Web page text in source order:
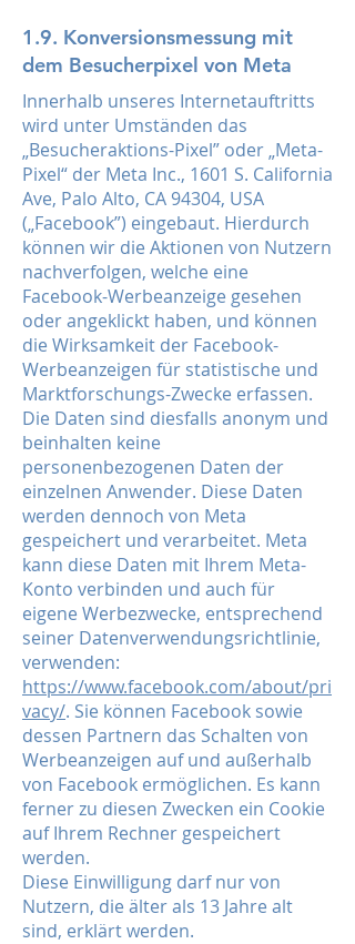
1.9. Konversionsmessung mit
dem Besucherpixel von Meta
Innerhalb unseres Internetauftritts
wird unter Umständen das
„Besucheraktions-Pixel” oder „Meta-
Pixel“ der Meta Inc., 1601 S. California
Ave, Palo Alto, CA 94304, USA
(„Facebook”) eingebaut. Hierdurch
können wir die Aktionen von Nutzern
nachverfolgen, welche eine
Facebook-Werbeanzeige gesehen
oder angeklickt haben, und können
die Wirksamkeit der Facebook-
Werbeanzeigen für statistische und
Marktforschungs-Zwecke erfassen.
Die Daten sind diesfalls anonym und
beinhalten keine
personenbezogenen Daten der
einzelnen Anwender. Diese Daten
werden dennoch von Meta
gespeichert und verarbeitet. Meta
kann diese Daten mit Ihrem Meta-
Konto verbinden und auch für
eigene Werbezwecke, entsprechend
seiner Datenverwendungsrichtlinie,
verwenden:
https://www.facebook.com/about/pri
vacy/. Sie können Facebook sowie
dessen Partnern das Schalten von
Werbeanzeigen auf und außerhalb
von Facebook ermöglichen. Es kann
ferner zu diesen Zwecken ein Cookie
auf Ihrem Rechner gespeichert
werden.
Diese Einwilligung darf nur von
Nutzern, die älter als 13 Jahre alt
sind, erklärt werden.